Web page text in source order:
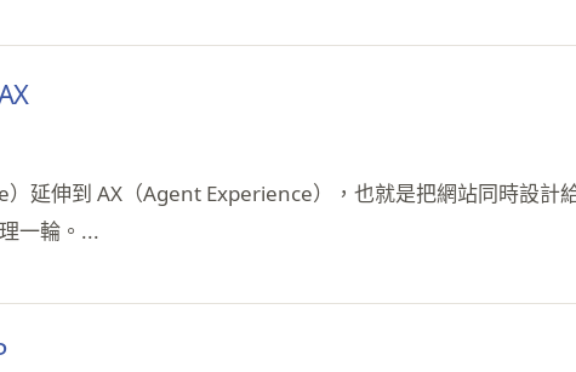
延伸到 AX（Agent Experience），也就是把網站同時設計
一輪。...